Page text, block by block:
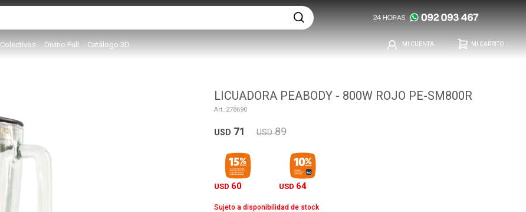
Colectivos Divino Full Catálogo 3D
LICUADORA PEABODY - 800W ROJO PE-SM800R
278690
USD 71 USD 89
USD 60 USD 64
Sujeto a disponibilidad de stock